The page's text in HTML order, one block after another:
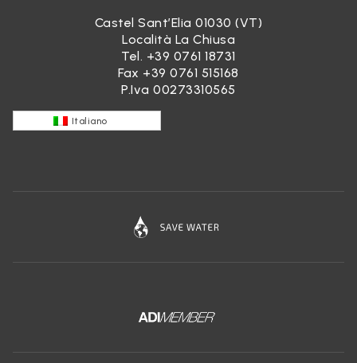
Castel Sant’Elia 01030 (VT)
Località La Chiusa
Tel. +39 0761 18731
Fax +39 0761 515168
P.Iva 00273310565
Italiano